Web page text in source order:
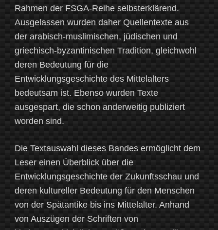
Rahmen der FSGA-Reihe selbsterklärend.
Ausgelassen wurden daher Quellentexte aus
der arabisch-muslimischen, jüdischen und
griechisch-byzantinischen Tradition, gleichwohl
deren Bedeutung für die
Entwicklungsgeschichte des Mittelalters
bedeutsam ist. Ebenso wurden Texte
ausgespart, die schon anderweitig publiziert
worden sind.
Die Textauswahl dieses Bandes ermöglicht dem
Leser einen Überblick über die
Entwicklungsgeschichte der Zukunftsschau und
deren kultureller Bedeutung für den Menschen
von der Spätantike bis ins Mittelalter. Anhand
von Auszügen der Schriften von